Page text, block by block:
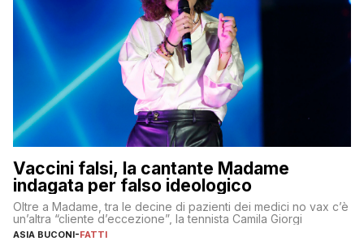
Vaccini falsi, la cantante Madame
indagata per falso ideologico
Oltre a Madame, tra le decine di pazienti dei medici no vax c’è
un’altra “cliente d’eccezione”, la tennista Camila Giorgi
ASIA BUCONI-FATTI